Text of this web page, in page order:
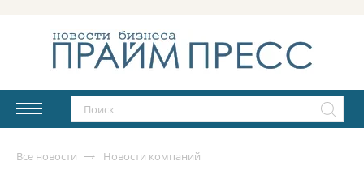
Все новости Новости компаний